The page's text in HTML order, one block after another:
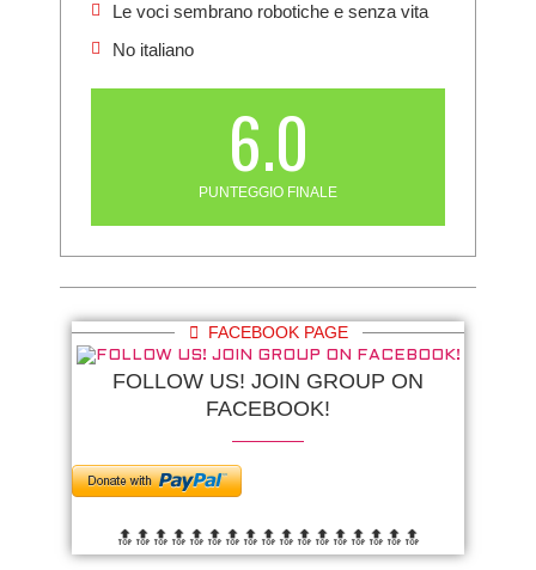
Le voci sembrano robotiche e senza vita
No italiano
6.0
PUNTEGGIO FINALE
FACEBOOK PAGE
FOLLOW US! JOIN GROUP ON
FACEBOOK!
🔝🔝🔝🔝🔝🔝 🔝🔝🔝🔝🔝🔝 🔝🔝🔝🔝🔝